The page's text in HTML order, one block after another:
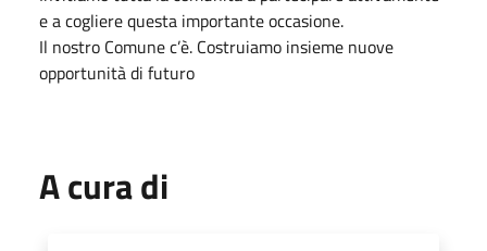
e a cogliere questa importante occasione.
Il nostro Comune c’è. Costruiamo insieme nuove
opportunità di futuro
A cura di